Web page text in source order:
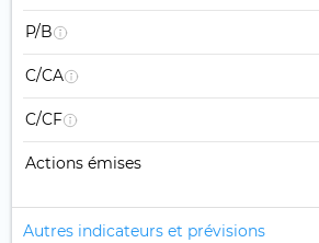
P/B
C/CA
C/CF
Actions émises
Autres indicateurs et prévisions